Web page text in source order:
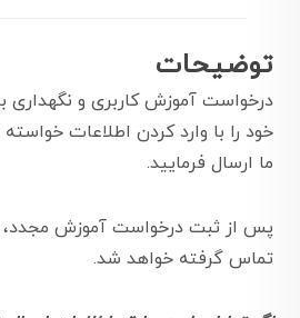
توضیحات
درخواست آموزش کاربری و نگهداری
خود را با وارد کردن اطلاعات
ما ارسال فرمایید.
پس از ثبت درخواست آموزش مجدد،
تماس گرفته خواهد شد.